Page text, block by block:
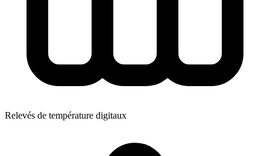
Relevés de température digitaux